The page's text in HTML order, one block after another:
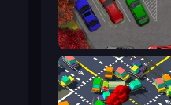
OK Parking